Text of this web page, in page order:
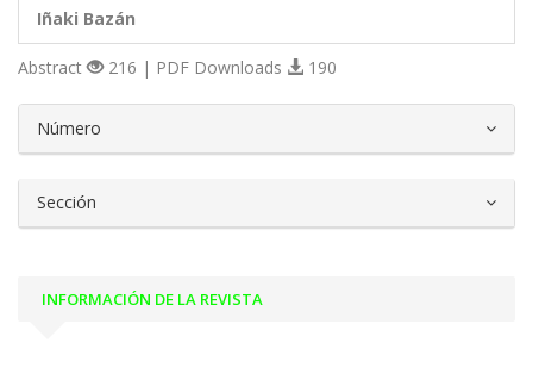
Iñaki Bazán
Abstract 216 | PDF Downloads 190
Número
Sección
INFORMACIÓN DE LA REVISTA